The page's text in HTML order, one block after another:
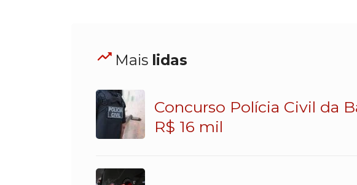
Mais lidas
Concurso Polícia Civil da
R$ 16 mil